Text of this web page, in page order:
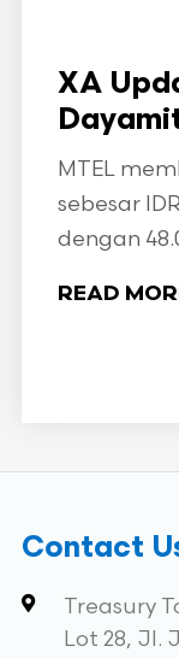
XA
MTEL
sebesar
dengan
READ
Contact
Treasury
Lot 28, Jl.